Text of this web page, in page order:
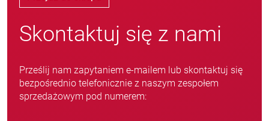
Skontaktuj się z nami
Prześlij nam zapytaniem e-mailem lub skontaktuj się
bezpośrednio telefonicznie z naszym zespołem
sprzedażowym pod numerem: